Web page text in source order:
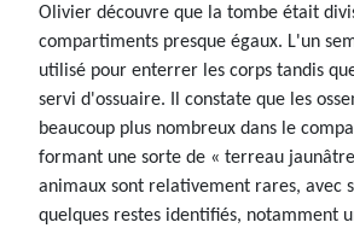
Olivier découvre que la tombe était
compartiments presque égaux. L'un
utilisé pour enterrer les corps tandis
servi d'ossuaire. Il constate que les
beaucoup plus nombreux dans le
formant une sorte de « terreau
animaux sont relativement rares, avec
quelques restes identifiés, notamment